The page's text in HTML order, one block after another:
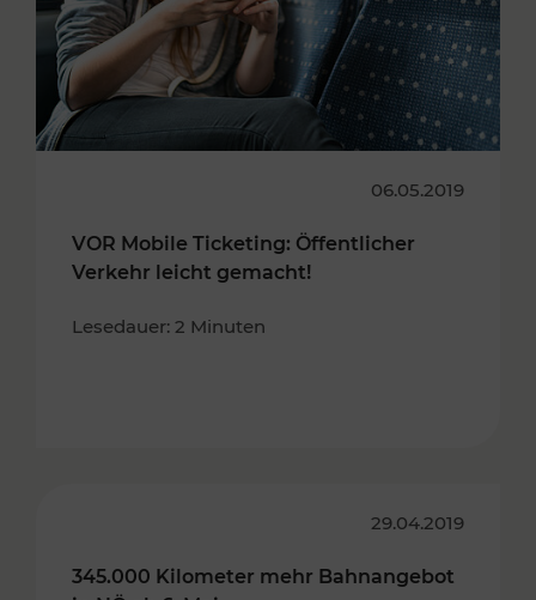
06.05.2019
VOR Mobile Ticketing: Öffentlicher
Verkehr leicht gemacht!
Lesedauer: 2 Minuten
29.04.2019
345.000 Kilometer mehr Bahnangebot